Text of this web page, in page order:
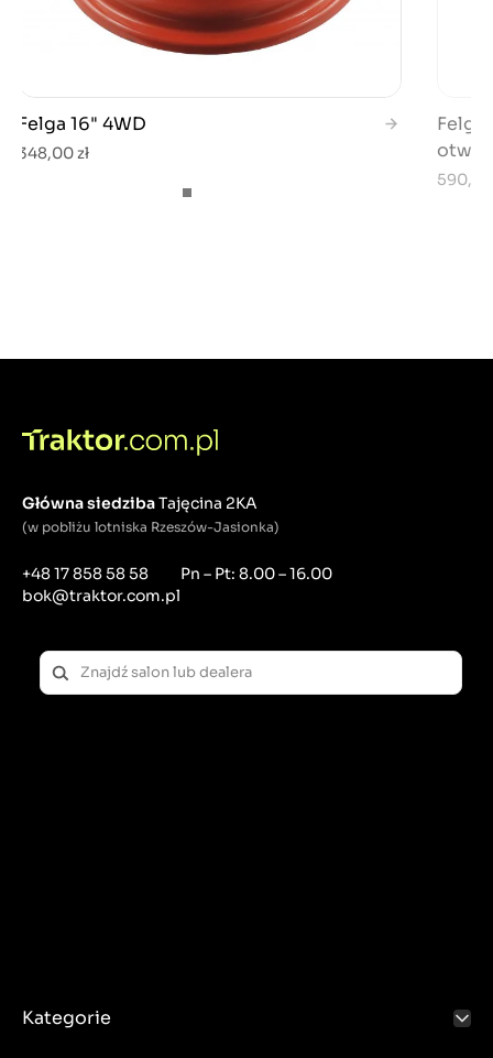
Felga 16" 4WD
348,00 zł
Felga
590,00
Główna siedzibaTajęcina 2KA
(w pobliżu lotniska Rzeszów-Jasionka)
+48 17 858 58 58
bok@traktor.com.pl
Pn – Pt: 8.00 – 16.00
Kategorie